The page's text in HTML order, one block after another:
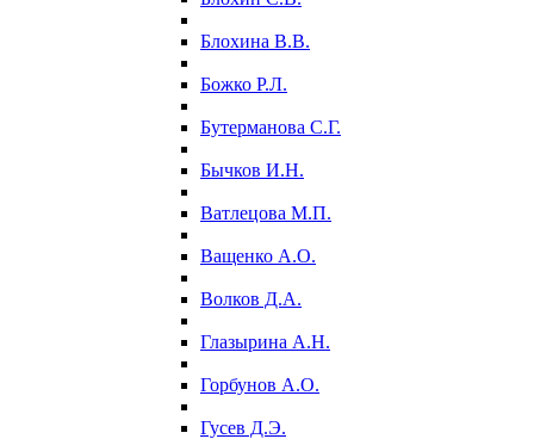
Блохина В.В.
Божко Р.Л.
Бутерманова С.Г.
Бычков И.Н.
Ватлецова М.П.
Ващенко А.О.
Волков Д.А.
Глазырина А.Н.
Горбунов А.О.
Гусев Д.Э.